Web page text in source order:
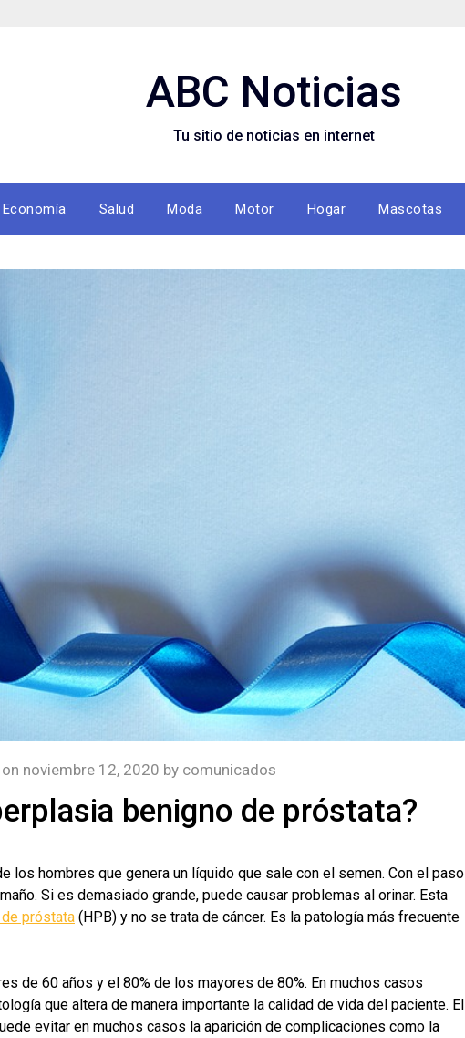
ABC Noticias
Tu sitio de noticias en internet
Economía Salud Moda Motor Hogar Mascotas
benigno de próstata?
noviembre 12, 2020 by comunicados
los hombres que genera un líquido que sale con el semen. Con el paso
Si es demasiado grande, puede causar problemas al orinar. Esta
próstata (HPB) y no se trata de cáncer. Es la patología más frecuente
de 60 años y el 80% de los mayores de 80%. En muchos casos
que altera de manera importante la calidad de vida del paciente. El
evitar en muchos casos la aparición de complicaciones como la